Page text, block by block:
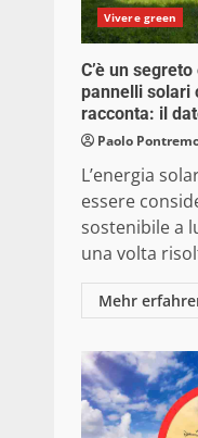
Vivere green
C’è un
pannelli solari
racconta: il
Paolo
L’energia
essere
sostenibile a
una volta
Mehr